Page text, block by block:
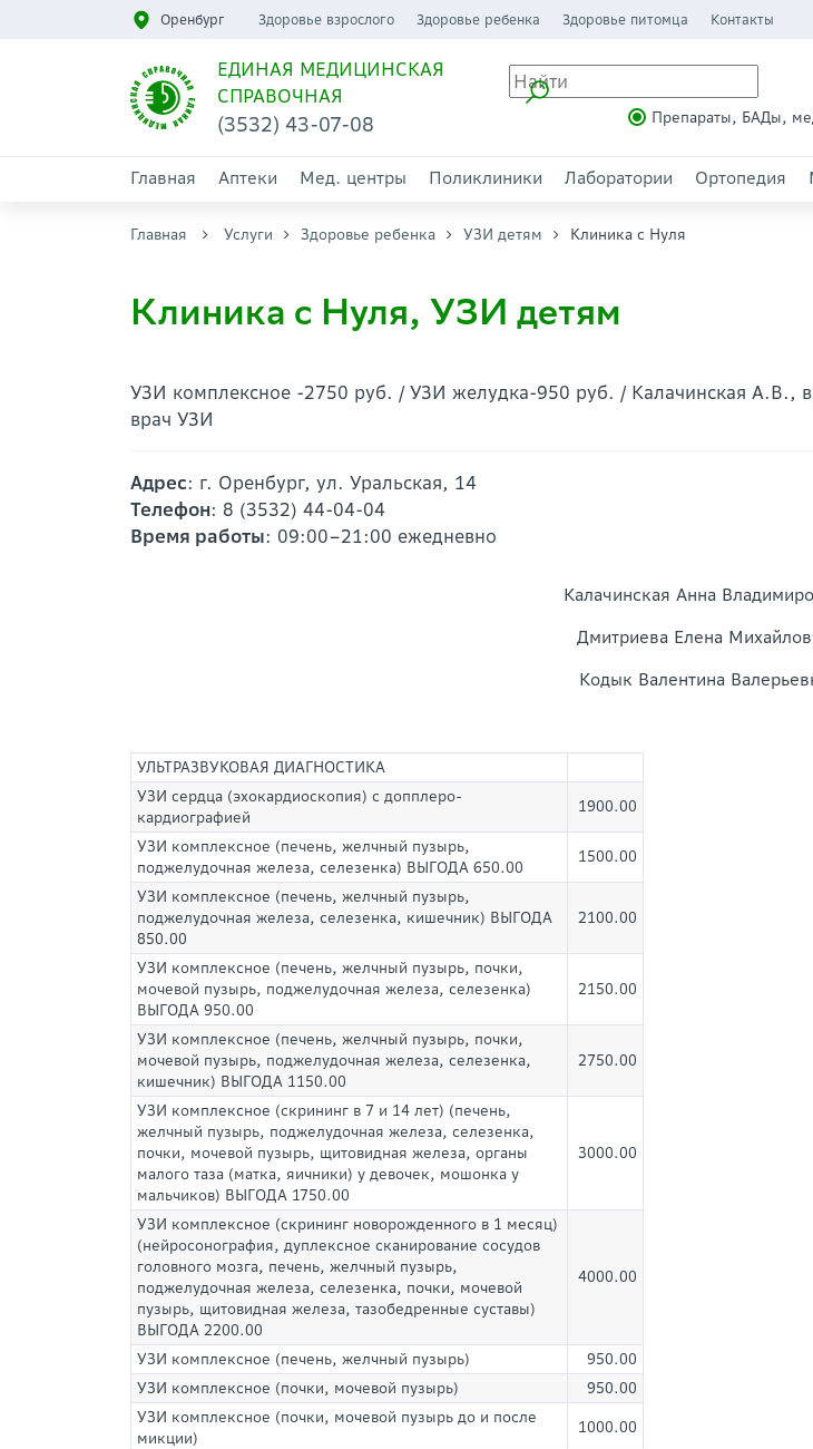
Оренбург Здоровье взрослого Здоровье ребенка Здоровье питомца Контакты
ЕДИНАЯ МЕДИЦИНСКАЯ
СПРАВОЧНАЯ
(3532) 43-07-08 Препараты, БАДы,
Главная Аптеки Мед. центры Поликлиники Лаборатории Ортопедия
Главная Услуги Здоровье ребенка УЗИ детям Клиника с Нуля
Клиника с Нуля, УЗИ детям
УЗИ комплексное -2750 руб. / УЗИ желудка-950 руб. / Калачинская А.В.,
врач УЗИ
Адрес: г. Оренбург, ул. Уральская, 14
Телефон: 8 (3532) 44-04-04
Время работы: 09:00–21:00 ежедневно
Калачинская Анна
Дмитриева Елена
Кодык Валентина
УЛЬТРАЗВУКОВАЯ ДИАГНОСТИКА
УЗИ сердца (эхокардиоскопия) с допплеро-
кардиографией
1900.00
УЗИ комплексное (печень, желчный пузырь,
поджелудочная железа, селезенка) ВЫГОДА 650.00
1500.00
УЗИ комплексное (печень, желчный пузырь,
поджелудочная железа, селезенка, кишечник) ВЫГОДА
850.00
2100.00
УЗИ комплексное (печень, желчный пузырь, почки,
мочевой пузырь, поджелудочная железа, селезенка)
ВЫГОДА 950.00
2150.00
УЗИ комплексное (печень, желчный пузырь, почки,
мочевой пузырь, поджелудочная железа, селезенка,
кишечник) ВЫГОДА 1150.00
2750.00
УЗИ комплексное (скрининг в 7 и 14 лет) (печень,
желчный пузырь, поджелудочная железа, селезенка,
почки, мочевой пузырь, щитовидная железа, органы
малого таза (матка, яичники) у девочек, мошонка у
мальчиков) ВЫГОДА 1750.00
3000.00
УЗИ комплексное (скрининг новорожденного в 1 месяц)
(нейросонография, дуплексное сканирование сосудов
головного мозга, печень, желчный пузырь,
поджелудочная железа, селезенка, почки, мочевой
пузырь, щитовидная железа, тазобедренные суставы)
ВЫГОДА 2200.00
4000.00
УЗИ комплексное (печень, желчный пузырь)
950.00
УЗИ комплексное (почки, мочевой пузырь)
950.00
УЗИ комплексное (почки, мочевой пузырь до и после
микции)
1000.00